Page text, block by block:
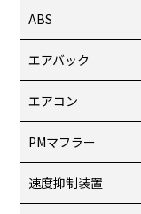
ABS
エアバック
エアコン
PMマフラー
速度抑制装置